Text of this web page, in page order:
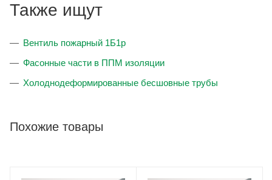
Также ищут
Вентиль пожарный 1Б1р
Фасонные части в ППМ изоляции
Холоднодеформированные бесшовные трубы
Похожие товары